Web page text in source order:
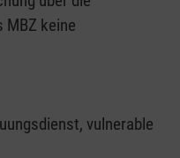
MBZ keine
vulnerable